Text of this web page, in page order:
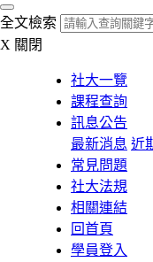
全文檢索
X 關閉
社大一覽
課程查詢
訊息公告
最新消息 近
常見問題
社大法規
相關連結
回首頁
學員登入